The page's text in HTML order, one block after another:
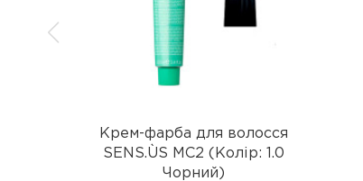
Крем-фарба для волосся
SENS.ÙS MC2 (Колір: 1.0
Чорний)